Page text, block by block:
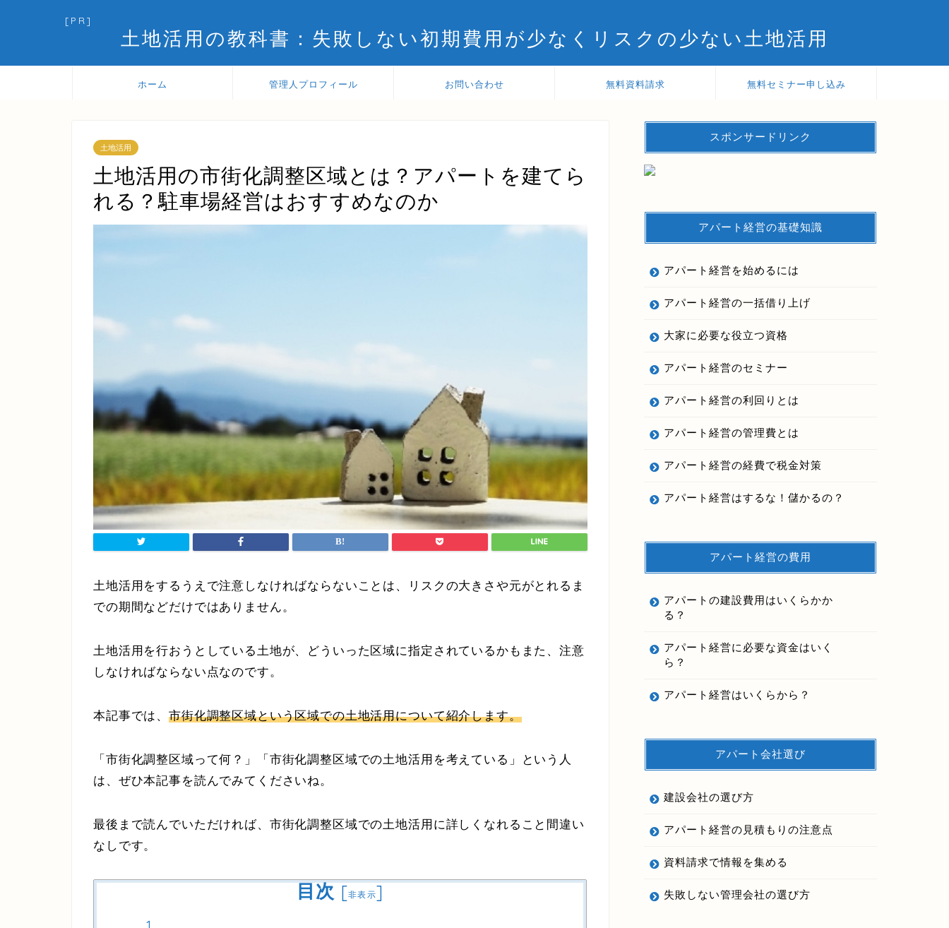
[PR]
土地活用の教科書：失敗しない初期費用が少なくリスクの少ない土地活用
ホーム 管理人プロフィール お問い合わせ 無料資料請求 無料セミナー申し込み
土地活用
土地活用の市街化調整区域とは？アパートを建てら
れる？駐車場経営はおすすめなのか
土地活用をするうえで注意しなければならないことは、リスクの大きさや元がとれるま
での期間などだけではありません。
土地活用を行おうとしている土地が、どういった区域に指定されているかもまた、注意
しなければならない点なのです。
本記事では、市街化調整区域という区域での土地活用について紹介します。
「市街化調整区域って何？」「市街化調整区域での土地活用を考えている」という人
は、ぜひ本記事を読んでみてくださいね。
最後まで読んでいただければ、市街化調整区域での土地活用に詳しくなれること間違い
なしです。
目次 [非表示]
スポンサードリンク
アパート経営の基礎知識
アパート経営を始めるには
アパート経営の一括借り上げ
大家に必要な役立つ資格
アパート経営のセミナー
アパート経営の利回りとは
アパート経営の管理費とは
アパート経営の経費で税金対策
アパート経営はするな！儲かるの？
アパート経営の費用
アパートの建設費用はいくらかか
る？
アパート経営に必要な資金はいく
ら？
アパート経営はいくらから？
アパート会社選び
建設会社の選び方
アパート経営の見積もりの注意点
資料請求で情報を集める
失敗しない管理会社の選び方